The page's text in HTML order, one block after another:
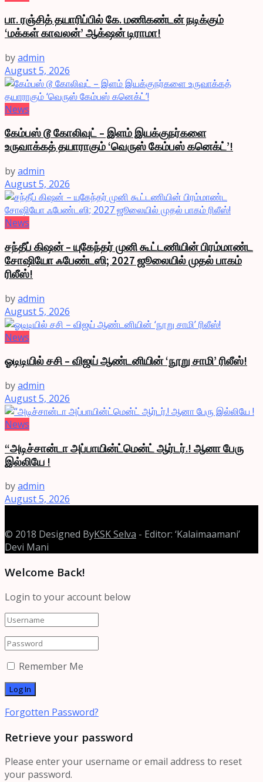
பா. ரஞ்சித் தயாரிப்பில் கே. மணிகண்டன் நடிக்கும்
‘மக்கள் காவலன்’ ஆக்‌ஷன் டிராமா!
byadmin
August 5, 2026
News
கேம்பஸ் டூ கோலிவுட் – இளம் இயக்குநர்களை
உருவாக்கத் தயாராகும் ‘வெருஸ் கேம்பஸ் கனெக்ட்’!
byadmin
August 5, 2026
News
சந்தீப் கிஷன் – யுகேந்தர் முனி கூட்டணியின் பிரம்மாண்ட
சோஷியோ ஃபேண்டஸி; 2027 ஜூலையில் முதல் பாகம்
ரிலீஸ்!
byadmin
August 5, 2026
News
ஓடிடியில் சசி – விஜய் ஆண்டனியின் ‘நூறு சாமி’ ரிலீஸ்!
byadmin
August 5, 2026
News
“அடிச்சான்டா அப்பாயின்ட்மென்ட் ஆர்டர்.! ஆனா பேரு
இல்லியே !
byadmin
August 5, 2026
© 2018 Designed ByKSK Selva - Editor: ‘Kalaimaamani’
Devi Mani
Welcome Back!
Login to your account below
Remember Me
Forgotten Password?
Retrieve your password
Please enter your username or email address to reset
your password.